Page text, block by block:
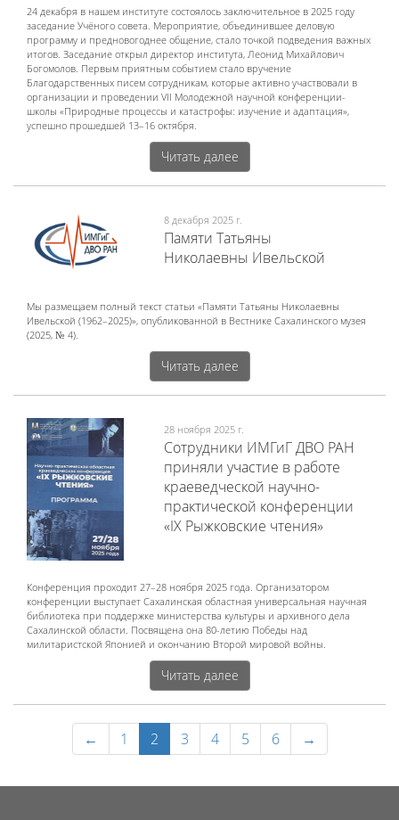
24 декабря в нашем институте состоялось заключительное в 2025 году
заседание Учёного совета. Мероприятие, объединившее деловую
программу и предновогоднее общение, стало точкой подведения важных
итогов. Заседание открыл директор института, Леонид Михайлович
Богомолов. Первым приятным событием стало вручение
Благодарственных писем сотрудникам, которые активно участвовали в
организации и проведении VII Молодежной научной конференции-
школы «Природные процессы и катастрофы: изучение и адаптация»,
успешно прошедшей 13–16 октября.
Читать далее
8 декабря 2025 г.
Памяти Татьяны
Николаевны Ивельской
Мы размещаем полный текст статьи «Памяти Татьяны Николаевны
Ивельской (1962–2025)», опубликованной в Вестнике Сахалинского музея
(2025, № 4).
Читать далее
28 ноября 2025 г.
Сотрудники ИМГиГ ДВО РАН
приняли участие в работе
краеведческой научно-
практической конференции
«IX Рыжковские чтения»
Конференция проходит 27–28 ноября 2025 года. Организатором
конференции выступает Сахалинская областная универсальная научная
библиотека при поддержке министерства культуры и архивного дела
Сахалинской области. Посвящена она 80-летию Победы над
милитаристской Японией и окончанию Второй мировой войны.
Читать далее
← 1 2 3 4 5 6 →